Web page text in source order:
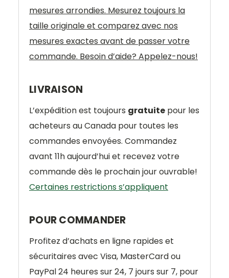
mesures arrondies. Mesurez toujours la
taille originale et comparez avec nos
mesures exactes avant de passer votre
commande. Besoin d’aide? Appelez-nous!
LIVRAISON
L’expédition est toujours gratuite pour les
acheteurs au Canada pour toutes les
commandes envoyées. Commandez
avant 11h aujourd’hui et recevez votre
commande dès le prochain jour ouvrable!
Certaines restrictions s’appliquent
POUR COMMANDER
Profitez d’achats en ligne rapides et
sécuritaires avec Visa, MasterCard ou
PayPal 24 heures sur 24, 7 jours sur 7, pour